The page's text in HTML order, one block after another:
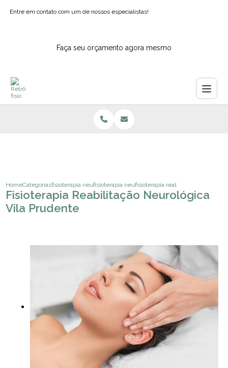
Entre em contato com um de nossos especialistas!
Faça seu orçamento agora mesmo
HomeCategoriasfisioterapia neurologicafisioterapia neurologica para idosos
fisioterapia reabilitacao
Fisioterapia Reabilitação Neurológica
Vila Prudente